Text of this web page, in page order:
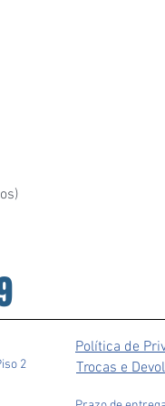
Política de
Trocas e
2